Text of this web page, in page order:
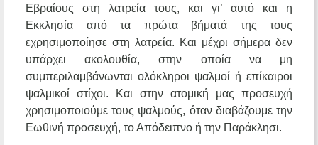
Εβραίους στη λατρεία τους, και γι’ αυτό και η
Εκκλησία από τα πρώτα βήματά της τους
εχρησιμοποίησε στη λατρεία. Και μέχρι σήμερα δεν
υπάρχει ακολουθία, στην οποία να μη
συμπεριλαμβάνωνται ολόκληροι ψαλμοί ή επίκαιροι
ψαλμικοί στίχοι. Και στην ατομική μας προσευχή
χρησιμοποιούμε τους ψαλμούς, όταν διαβάζουμε την
Εωθινή προσευχή, το Απόδειπνο ή την Παράκλησι.